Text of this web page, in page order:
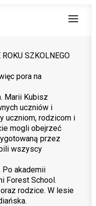
SZKOLNEGO
pora na
Marii Kubisz
uczniów i
uczniom, rodzicom i
mogli obejrzeć
przez
wszyscy
Po akademii
Forest School.
rodzice. W lesie